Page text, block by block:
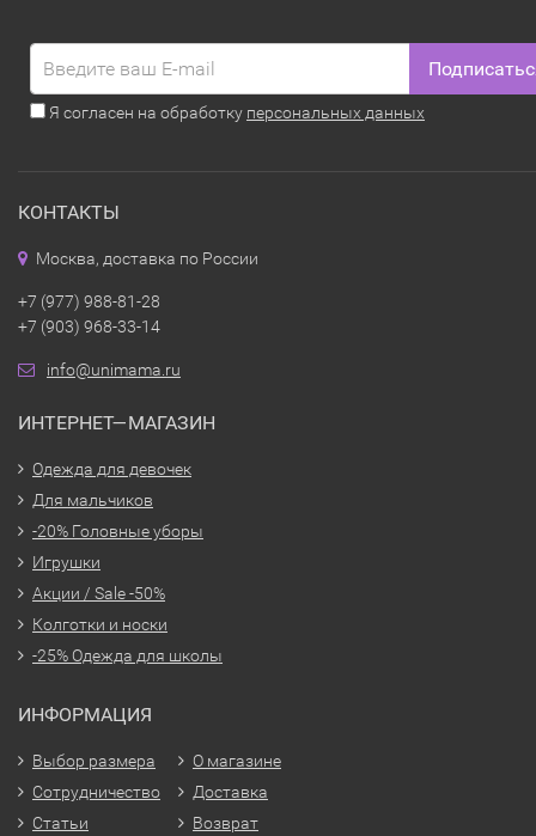
Я согласен на обработку персональных данных
КОНТАКТЫ
Москва, доставка по России
+7 (977) 988-81-28
+7 (903) 968-33-14
info@unimama.ru
ИНТЕРНЕТ—МАГАЗИН
Одежда для девочек
Для мальчиков
-20% Головные уборы
Игрушки
Акции / Sale -50%
Колготки и носки
-25% Одежда для школы
ИНФОРМАЦИЯ
Выбор размера
Сотрудничество
Статьи
О магазине
Доставка
Возврат